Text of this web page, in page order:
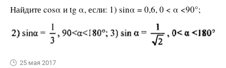
Найдите cosα и tg α, если: 1) sinα = 0,6, 0 < α <90°;
25 мая 2017